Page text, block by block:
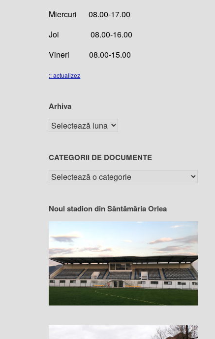
Miercuri 08.00-17.00
Joi 08.00-16.00
Vineri 08.00-15.00
:: actualizez
Arhiva
CATEGORII DE DOCUMENTE
Noul stadion din Sântămăria Orlea